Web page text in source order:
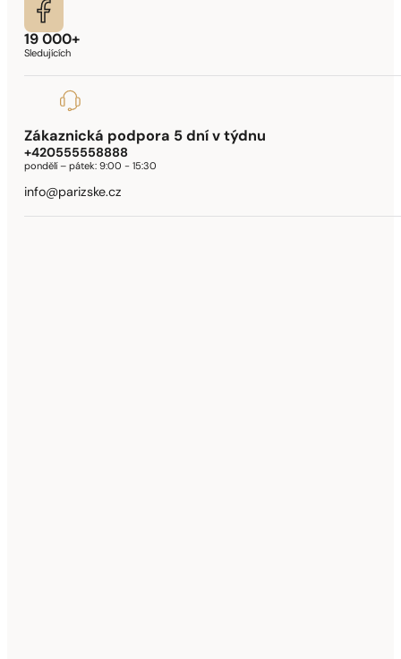
19 000+
Sledujících
Zákaznická podpora 5 dní v týdnu
+420555558888
pondělí – pátek:9:00 - 15:30
info@parizske.cz